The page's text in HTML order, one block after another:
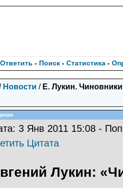
Ответить - Поиск - Статистика -
Новости / Е. Лукин.
3 Янв 2011 15:08 -
Цитата
Лукин: